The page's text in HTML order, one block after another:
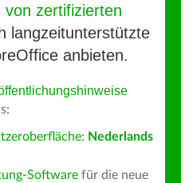
von zertifizierten
langzeitunterstützte
anbieten.
Nederlands
Software für die neue